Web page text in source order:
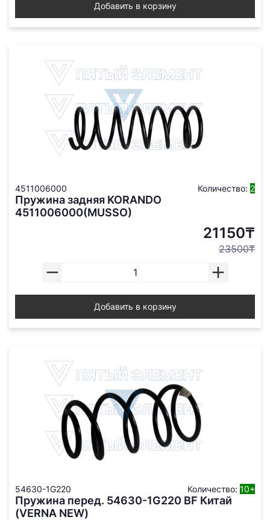
Добавить в корзину
4511006000 Количество: 2
Пружина задняя KORANDO
4511006000(MUSSO)
21150₸
23500₸
Добавить в корзину
54630-1G220 Количество: 10+
Пружина перед. 54630-1G220 BF Китай
(VERNA NEW)